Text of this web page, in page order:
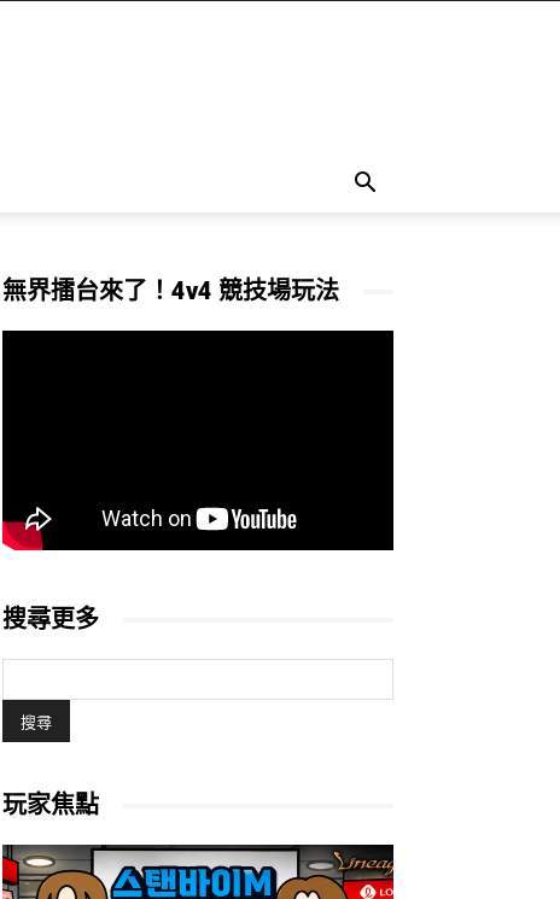
無界擂台來了！4v4 競技場玩法
搜尋更多
玩家焦點